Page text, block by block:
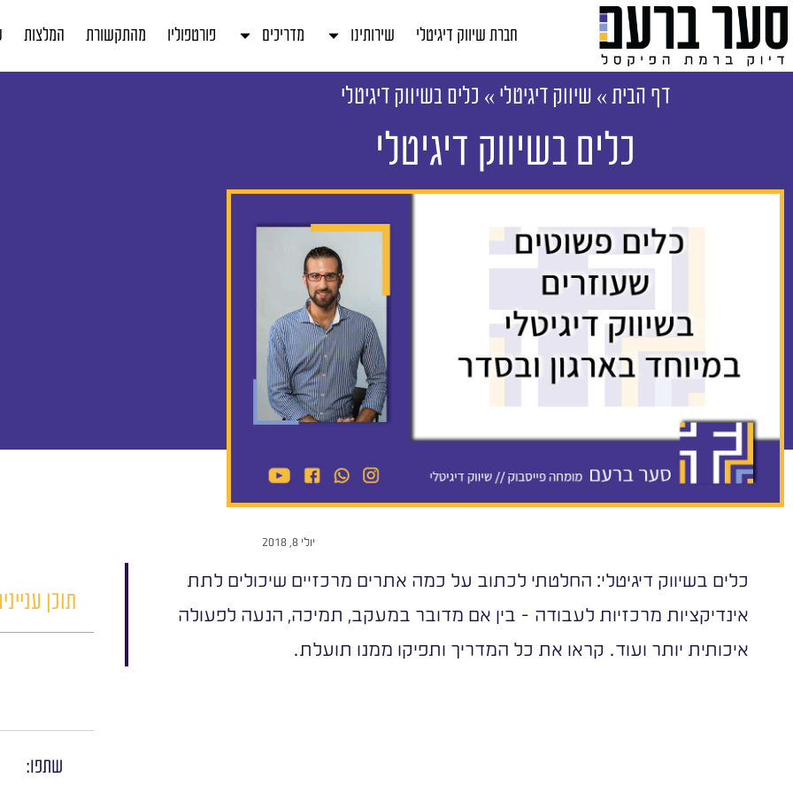
חברת שיווק דיגיטלי שירותינו מדריכים פורטפוליו מהתקשורת המלצות
דף הבית » שיווק דיגיטלי » כלים בשיווק דיגיטלי
כלים בשיווק דיגיטלי
יולי 8, 2018
כלים בשיווק דיגיטלי: החלטתי לכתוב על כמה אתרים מרכזיים שיכולים לתת
אינדיקציות מרכזיות לעבודה - בין אם מדובר במעקב, תמיכה, הנעה לפעולה
איכותית יותר ועוד. קראו את כל המדריך ותפיקו ממנו תועלת.
תוכן
שתפו: